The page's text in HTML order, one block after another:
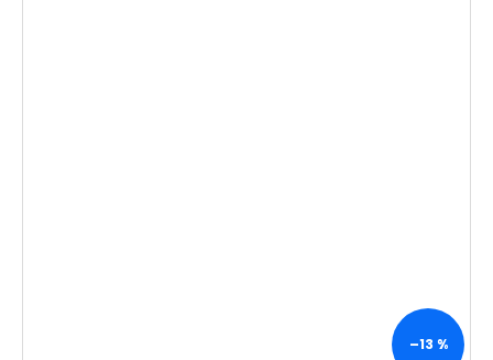
–13 %